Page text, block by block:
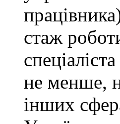
стаж
не менше,
інших